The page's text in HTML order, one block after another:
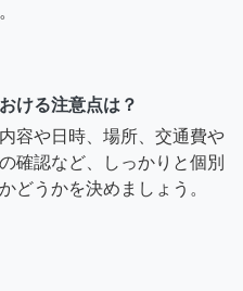
ける注意点は？
容や日時、場所、交通費や
確認など、しっかりと個別
どうかを決めましょう。